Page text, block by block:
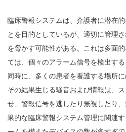
臨床警報システムは、介護者に潜在
とを目的としているが、適切に管理
を脅かす可能性がある。これは多面
ては、個々のアラーム信号を検出す
同時に、多くの患者を看護する場所
その結果生じる騒音および情報は、
せ、警報信号を逃したり無視したり
果的な臨床警報システム管理に関連